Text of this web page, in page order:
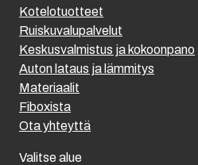
Kotelotuotteet
Ruiskuvalupalvelut
Keskusvalmistus ja kokoonpano
Auton lataus ja lämmitys
Materiaalit
Fiboxista
Ota yhteyttä
Valitse alue